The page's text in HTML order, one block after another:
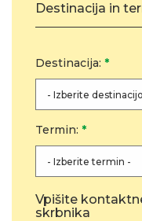
Destinacija in
Destinacija: *
Termin: *
Vpišite
skrbnika